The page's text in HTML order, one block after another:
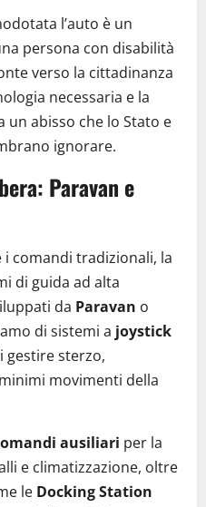
l’auto è un
persona con disabilità
verso la cittadinanza
necessaria e la
un abisso che lo Stato e
ignorare.
Paravan e
comandi tradizionali, la
di guida ad alta
da Paravan o
di sistemi a joystick
gestire sterzo,
movimenti della
ausiliari per la
e climatizzazione, oltre
le Docking Station